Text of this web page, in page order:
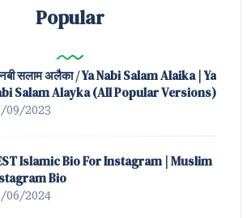
Popular
नबी सलाम अलैका / Ya Nabi Salam Alaika | Ya
Salam Alayka (All Popular Versions)
09/2023
Islamic Bio For Instagram | Muslim
Bio
06/2024